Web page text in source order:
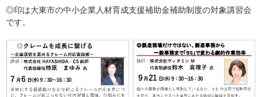
◎印は大東市の中小企業人材育成支援補助金補助制度の対象講習会
です。